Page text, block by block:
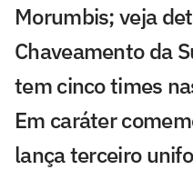
Morumbis; veja
Chaveamento da
tem cinco times
Em caráter
lança terceiro